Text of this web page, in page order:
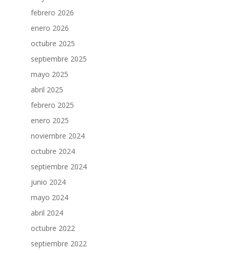
febrero 2026
enero 2026
octubre 2025
septiembre 2025
mayo 2025
abril 2025
febrero 2025
enero 2025
noviembre 2024
octubre 2024
septiembre 2024
junio 2024
mayo 2024
abril 2024
octubre 2022
septiembre 2022